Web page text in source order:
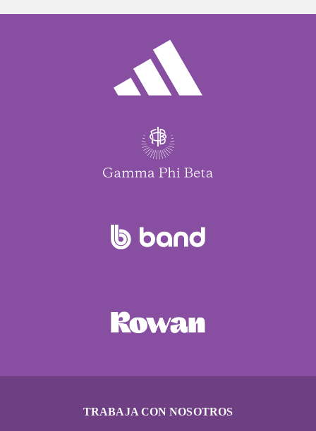
TRABAJA CON NOSOTROS